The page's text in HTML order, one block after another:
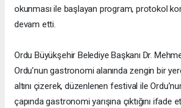
okunması ile başlayan program, protokol
devam etti.
Ordu Büyükşehir Belediye Başkanı Dr.
Ordu’nun gastronomi alanında zengin bir
altını çizerek, düzenlenen festival ile
çapında gastronomi yarışına çıktığını ifade